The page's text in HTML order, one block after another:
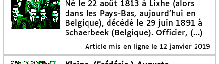
Né le 22 août 1813 à Lixhe (alors
dans les Pays-Bas, aujourd’hui en
Belgique), décédé le 29 juin 1891 à
Schaerbeek (Belgique). Officier, (…)
Article mis en ligne le 12 janvier 2019